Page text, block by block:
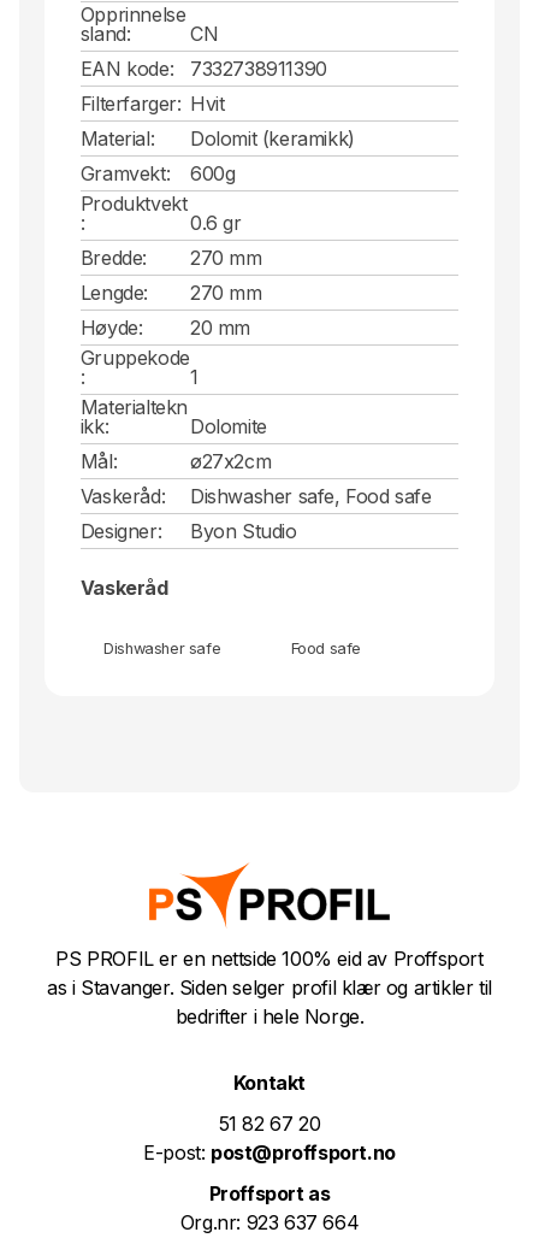
Opprinnelse
sland:
CN
EAN kode:
7332738911390
Filterfarger: Hvit
Material:
Dolomit (keramikk)
Gramvekt:
600g
Produktvekt
:
0.6 gr
Bredde:
270 mm
Lengde:
270 mm
Høyde:
20 mm
Gruppekode
:
1
Materialtekn
ikk:
Dolomite
Mål:
ø27x2cm
Vaskeråd:
Dishwasher safe, Food safe
Designer:
Byon Studio
Vaskeråd
Dishwasher safe Food safe
PS PROFIL er en nettside 100% eid av Proffsport
as i Stavanger. Siden selger profil klær og artikler til
bedrifter i hele Norge.
Kontakt
51 82 67 20
E-post: post@proffsport.no
Proffsport as
Org.nr: 923 637 664